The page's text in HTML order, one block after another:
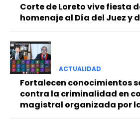
Corte de Loreto vive fiesta
homenaje al Día del Juez y
ACTUALIDAD
Fortalecen conocimientos
contra la criminalidad en
magistral organizada por